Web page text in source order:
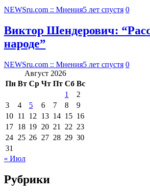
NEWSru.com :: Мнения5 лет спустя 0
Виктор Шендерович:
народе”
NEWSru.com :: Мнения5 лет спустя 0
Август 2026
Пн Вт Ср Чт Пт Сб Вс
1
2
3
4 5 6 7 8
9
10 11 12 13 14 15 16
17 18 19 20 21 22 23
24 25 26 27 28 29 30
31
« Июл
Рубрики